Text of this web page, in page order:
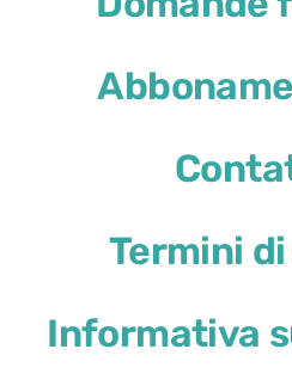
Termini
Informativa
o simile